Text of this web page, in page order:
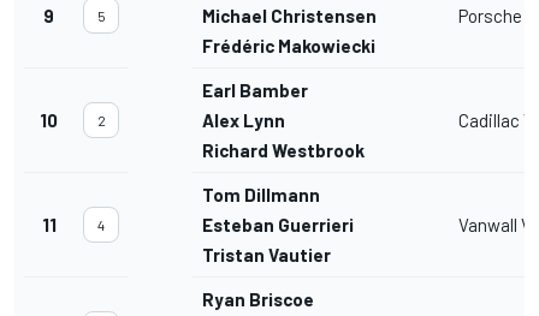
9 5
Michael Christensen
Frédéric Makowiecki
Porsche
10 2
Earl Bamber
Alex Lynn
Richard Westbrook
Cadillac
11 4
Tom Dillmann
Esteban Guerrieri
Tristan Vautier
Vanwall
Ryan Briscoe